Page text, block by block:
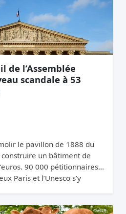
de l’Assemblée
scandale à 53
le pavillon de 1888 du
un bâtiment de
90 000 pétitionnaires,
Paris et l’Unesco s’y